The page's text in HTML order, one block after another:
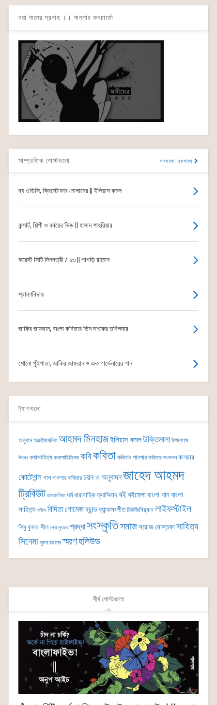
নয়া গানের প্রবাহ ।। গানপার কনচার্তো
সাম্প্রতিক পোস্টগুলো সবগুলো একসাথে
দ্য ওডিসি, ক্রিস্টোফার নোলানের || ইলিয়াস কমল
কন্সার্ট, শিল্পী ও বর্বরের ভিড় || হাসান শাহরিয়ার
ফরেস্ট সিটি দিনপত্রী / ১৩ || পাপড়ি রহমান
শ্রাবণবিদায়
জাকির জাফরান, বাংলা কবিতার তিন দশকের তবিলদার
শোনো পুঁইপাতা, জাকির জাফরান ও এক গার্ডেনারের গান
ট্যাগগুলো
অনুবাদ আত্মজৈবনিক আহমদ মিনহাজইলিয়াস কমলউক্তিমালা উপন্যাস
উৎসব কথাসাহিত্য কথাসাহিত্যিক কবিকবিতা কবিতার গানপার কবিতার সংকলন কালচার
কোটেশন্সগান গানপার কবিতার চয়ন ও অনুবাদনজাহেদ আহমদ
ট্রিবিউট তাৎক্ষণিকা ধর্ম ধারাবাহিকফ্যাসিবাদবইবইমেলাবাংলা গানবাংলা
সাহিত্য বাউল বিদিতা গোমেজব্যান্ডব্যান্ডসংগীত মিউজিশিয়্যান লাইফস্টাইল
শিবু কুমার শীল শেখ লুৎফর শ্রদ্ধাসংস্কৃতিসমাজসরোজ মোস্তফাসাহিত্য
সিনেমা সুমন রহমান স্মরণহলিউড
শীর্ষ পোস্টগুলো